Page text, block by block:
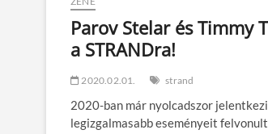
Parov Stelar és Timmy
a STRANDra!
2020.02.01. strand
2020-ban már nyolcadszor
legizgalmasabb eseményeit